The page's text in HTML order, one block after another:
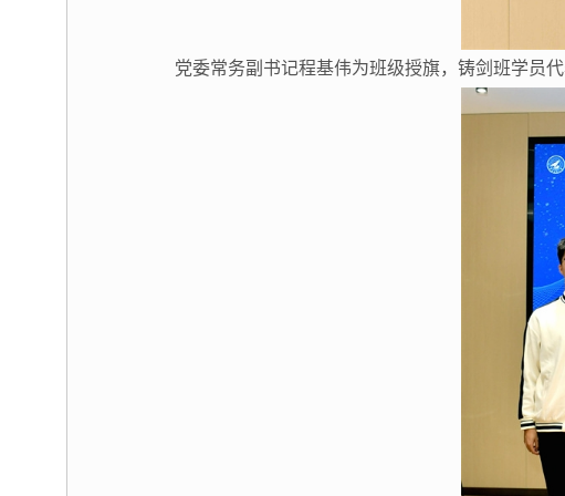
党委常务副书记程基伟为班级授旗，铸剑班学员